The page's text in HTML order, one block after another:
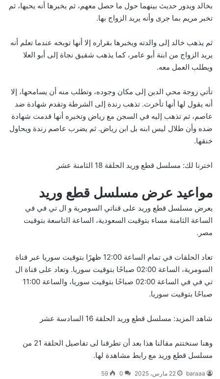
بخالد ويدور حديث بينهما حول ما حصل معهم، ثم يخبرها أنه يحبها، ثم
تخبر مريم بما جرى وأنه يريد الزواج بها.
ثم يذهب خالد إلى والدته ويخبرها بقراره إلا أنها توبخه عندما تعلم أنه
يريد الزواج من ابنة أبو عامر، كما يذهب شقيق نجاة إلى أبو العلا
ويطلب العمل معه.
تأتي زوجة محي الدين إلى مكان وجوده، وتطلب منه أن يسامحها، إلا
أنه يقول لها أنها تأخرت. تذهب رندة إلى الشرطة وتقدم شهادة ضد
عاصم، ثم تذهب إليه في السجن مع رياض وتخبره أنها قدمت شهادة
ضده وأن طلال ليس ابنه بل ابن رياض. ثم يضرب عاصم رندة ويحاول
خنقها.
اخترنا لك: مسلسل قطع وريد الحلقة 18 الثامنة عشر
مواعيد عرض مسلسل قطع وريد
يعرض مسلسل قطع وريد على قناتي السومرية و ال تي في في
الساعة الثامنة مساء بتوقيت السعودية، الساعة التاسعة بتوقيت
مصر.
تعاد الحلقات في تمام الساعة 12:00 ظهرًا بتوقيت سوريا عبر قناة
السومرية، الساعة 02:00 صباحًا بتوقيت سوريا. وتعاد على قناة ال
تي في في الساعة 02:00 صباحًا بتوقيت سوريا، والساعة 11:00
صباحًا بتوقيت سوريا.
شاهد المزيد: مسلسل قطع وريد الحلقة 16 السادسة عشر
وهنا سنختتم مقالنا هذا بعد أن تطرقنا لى تفاصيل الحلقة 21 من
مسلسل قطع وريد مع رابط مشاهدة لها.
baraaa 22 مارس، 2025 0
59